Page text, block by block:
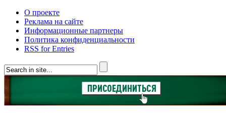
О проекте
Реклама на сайте
Информационные партнеры
Политика конфиденциальности
RSS for Entries